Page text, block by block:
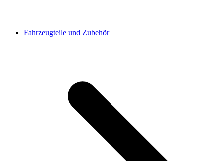
Fahrzeugteile und Zubehör